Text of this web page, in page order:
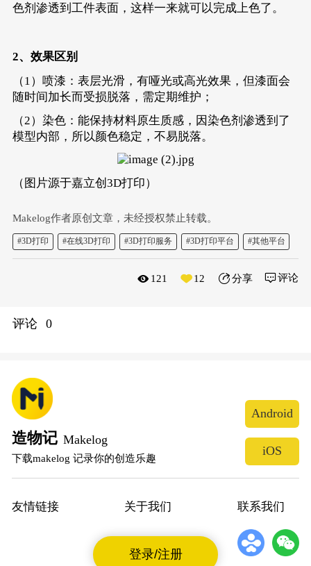
登录/注册
色剂渗透到工件表面，这样一来就可以完成上色了。
2、效果区别
（1）喷漆：表层光滑，有哑光或高光效果，但漆面会
随时间加长而受损脱落，需定期维护；
（2）染色：能保持材料原生质感，因染色剂渗透到了
模型内部，所以颜色稳定，不易脱落。
（图片源于嘉立创3D打印）
Makelog作者原创文章，未经授权禁止转载。
#3D打印 #在线3D打印 #3D打印服务 #3D打印平台 #其他平台
121 12 分享
评论 0
评论
造物记 Makelog
下载makelog 记录你的创造乐趣
Android
iOS
友情链接 关于我们 联系我们